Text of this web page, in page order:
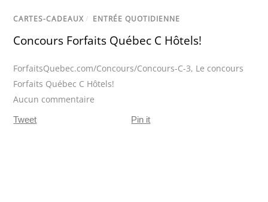
CARTES-CADEAUX / ENTRÉE QUOTIDIENNE
Concours Forfaits Québec C Hôtels!
ForfaitsQuebec.com/Concours/Concours-C-3, Le concours
Forfaits Québec C Hôtels!
Aucun commentaire
Tweet Pin it